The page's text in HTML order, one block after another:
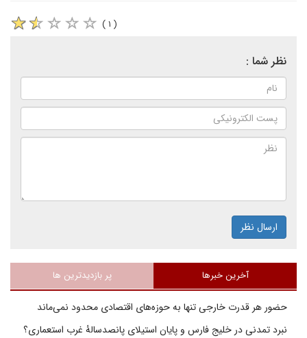
( ۱ )
نظر شما :
ارسال نظر
آخرین خبرها پر بازدیدترین ها
حضور هر قدرت خارجی تنها به حوزه‌های اقتصادی محدود نمی‌ماند
نبرد تمدنی در خلیج فارس و پایان استیلای پانصدسالۀ غرب استعماری؟